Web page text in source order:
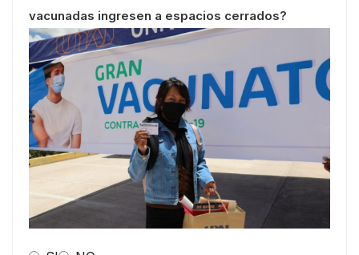
vacunadas ingresen a espacios cerrados?